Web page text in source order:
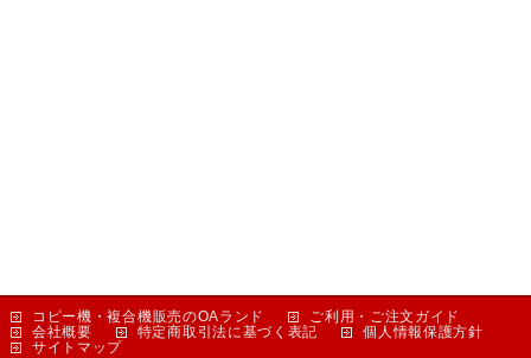
コピー機・複合機販売のOAランド
ご利用・ご注文ガイド
会社概要
特定商取引法に基づく表記
個人情報保護方針
サイトマップ